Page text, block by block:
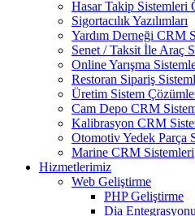
Hasar Takip Sistemleri
Sigortacılık Yazılımları
Yardım Derneği CRM
Senet / Taksit İle Araç
Online Yarışma
Restoran Sipariş
Üretim Sistem
Cam Depo CRM
Kalibrasyon CRM
Otomotiv Yedek Parça
Marine CRM Sistemleri
Hizmetlerimiz
Web Geliştirme
PHP Geliştirme
Dia